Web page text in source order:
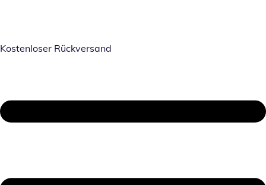
Kostenloser Rückversand